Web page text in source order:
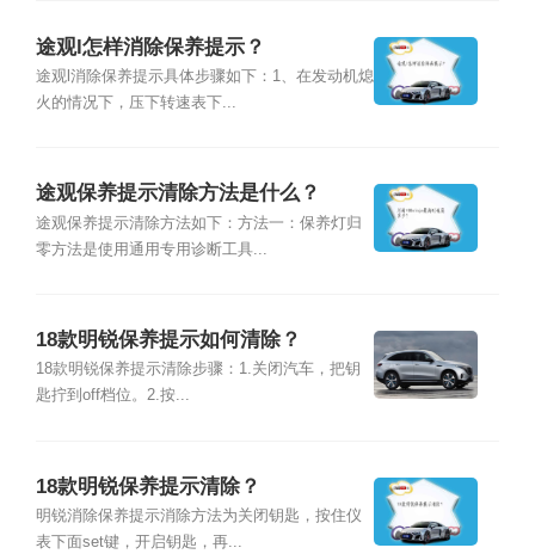
途观l怎样消除保养提示？
途观l消除保养提示具体步骤如下：1、在发动机熄
火的情况下，压下转速表下...
途观保养提示清除方法是什么？
途观保养提示清除方法如下：方法一：保养灯归
零方法是使用通用专用诊断工具...
18款明锐保养提示如何清除？
18款明锐保养提示清除步骤：1.关闭汽车，把钥
匙拧到off档位。2.按...
18款明锐保养提示清除？
明锐消除保养提示消除方法为关闭钥匙，按住仪
表下面set键，开启钥匙，再...